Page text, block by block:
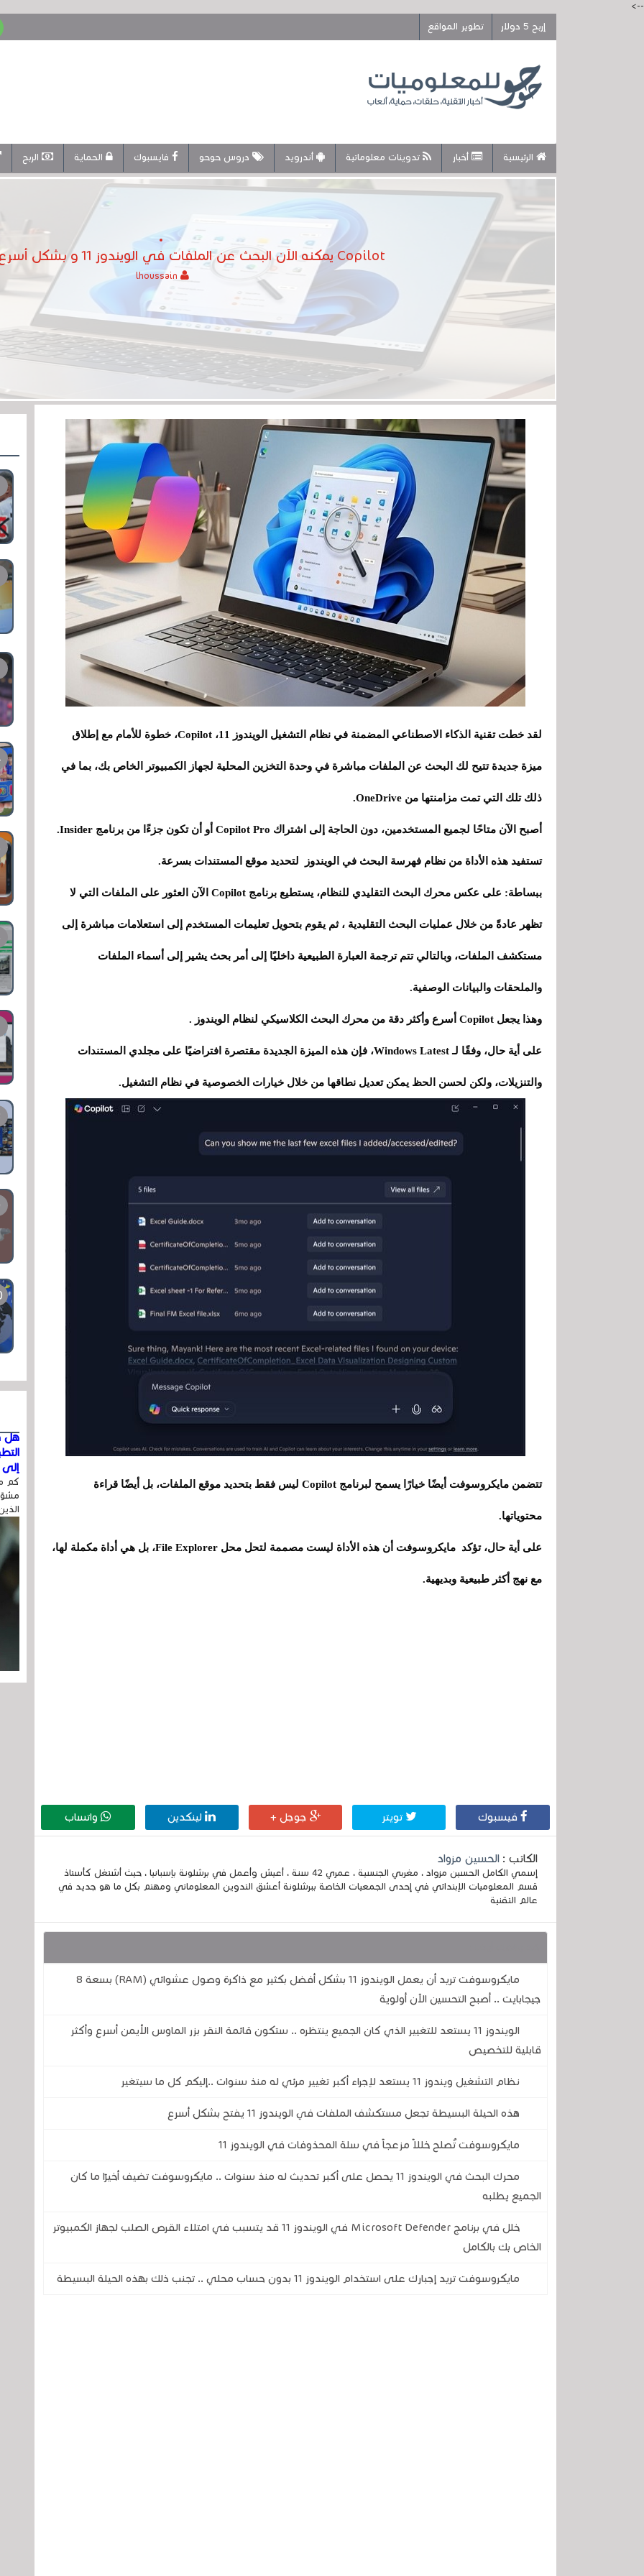
-->
إربح 5 دولار
تطوير المواقع
الرئيسية أخبار تدوينات معلوماتية أندرويد دروس حوحو فايسبوك الحماية الربح
Copilot يمكنه الآن البحث عن الملفات في الويندوز 11 و بشكل أسرع وأكثر دقة
لقد خطت تقنية الذكاء الاصطناعي المضمنة في نظام التشغيل الويندوز 11، Copilot، خطوة للأمام مع إطلاق
ميزة جديدة تتيح لك البحث عن الملفات مباشرة في وحدة التخزين المحلية لجهاز الكمبيوتر الخاص بك، بما في
ذلك تلك التي تمت مزامنتها من OneDrive.
أصبح الآن متاحًا لجميع المستخدمين، دون الحاجة إلى اشتراك Copilot Pro أو أن تكون جزءًا من برنامج Insider.
تستفيد هذه الأداة من نظام فهرسة البحث في الويندوز لتحديد موقع المستندات بسرعة.
ببساطة: على عكس محرك البحث التقليدي للنظام، يستطيع برنامج Copilot الآن العثور على الملفات التي لا
تظهر عادةً من خلال عمليات البحث التقليدية ، ثم يقوم بتحويل تعليمات المستخدم إلى استعلامات مباشرة إلى
مستكشف الملفات، وبالتالي تتم ترجمة العبارة الطبيعية داخليًا إلى أمر بحث يشير إلى أسماء الملفات
والملحقات والبيانات الوصفية.
وهذا يجعل Copilot أسرع وأكثر دقة من محرك البحث الكلاسيكي لنظام الويندوز .
على أية حال، وفقًا لـ Windows Latest، فإن هذه الميزة الجديدة مقتصرة افتراضيًا على مجلدي المستندات
والتنزيلات، ولكن لحسن الحظ يمكن تعديل نطاقها من خلال خيارات الخصوصية في نظام التشغيل.
تتضمن مايكروسوفت أيضًا خيارًا يسمح لبرنامج Copilot ليس فقط بتحديد موقع الملفات، بل أيضًا قراءة
محتوياتها.
على أية حال، تؤكد مايكروسوفت أن هذه الأداة ليست مصممة لتحل محل File Explorer، بل هي أداة مكملة لها،
مع نهج أكثر طبيعية وبديهية.
فيسبوك تويتر جوجل + لينكدين واتساب
الكاتب : الحسين مزواد
إسمي الكامل الحسين مزواد ، مغربي الجنسية ، عمري 42 سنة ، أعيش وأعمل في برشلونة بإسبانيا ، حيث أشتغل كأستاذ
قسم المعلوميات الإبتدائي في إحدى الجمعيات الخاصة ببرشلونة أعشق التدوين المعلوماتي ومهتم بكل ما هو جديد في
عالم التقنية
مايكروسوفت تريد أن يعمل الويندوز 11 بشكل أفضل بكثير مع ذاكرة وصول عشوائي (RAM) بسعة 8
جيجابايت .. أصبح التحسين الآن أولوية
الويندوز 11 يستعد للتغيير الذي كان الجميع ينتظره .. ستكون قائمة النقر بزر الماوس الأيمن أسرع وأكثر
قابلية للتخصيص
نظام التشغيل ويندوز 11 يستعد لإجراء أكبر تغيير مرئي له منذ سنوات ..إليكم كل ما سيتغير
هذه الحيلة البسيطة تجعل مستكشف الملفات في الويندوز 11 يفتح بشكل أسرع
مايكروسوفت تُصلح خللاً مزعجاً في سلة المحذوفات في الويندوز 11
محرك البحث في الويندوز 11 يحصل على أكبر تحديث له منذ سنوات .. مايكروسوفت تضيف أخيرًا ما كان
الجميع يطلبه
خلل في برنامج Microsoft Defender في الويندوز 11 قد يتسبب في امتلاء القرص الصلب لجهاز الكمبيوتر
الخاص بك بالكامل
مايكروسوفت تريد إجبارك على استخدام الويندوز 11 بدون حساب محلي .. تجنب ذلك بهذه الحيلة البسيطة
هل
إلى
كم